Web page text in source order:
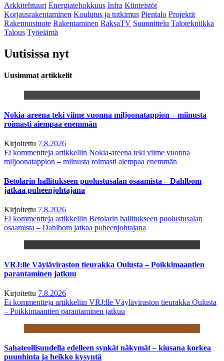
Arkkitehtuuri Energiatehokkuus Infra Kiinteistöt
Korjausrakentaminen Koulutus ja tutkimus Pientalo Projektit
Rakennustuote Rakentaminen RaksaTV Suunnittelu Talotekniikka
Talous Työelämä
Uutisissa nyt
Uusimmat artikkelit
Nokia-areena teki viime vuonna miljoonatappion – miinusta
roimasti aiempaa enemmän
Kirjoitettu 7.8.2026
Ei kommentteja artikkeliin Nokia-areena teki viime vuonna
miljoonatappion – miinusta roimasti aiempaa enemmän
Betolarin hallitukseen puolustusalan osaamista – Dahlbom
jatkaa puheenjohtajana
Kirjoitettu 7.8.2026
Ei kommentteja artikkeliin Betolarin hallitukseen puolustusalan
osaamista – Dahlbom jatkaa puheenjohtajana
VRJ:lle Väyläviraston tieurakka Oulusta – Poikkimaantien
parantaminen jatkuu
Kirjoitettu 7.8.2026
Ei kommentteja artikkeliin VRJ:lle Väyläviraston tieurakka Oulusta
– Poikkimaantien parantaminen jatkuu
Sahateollisuudella edelleen synkät näkymät – kiusana korkea
puunhinta ja heikko kysyntä